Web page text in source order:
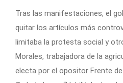
Tras las manifestaciones, el
quitar los artículos más
limitaba la protesta social y
Morales, trabajadora de la
electa por el opositor Frente